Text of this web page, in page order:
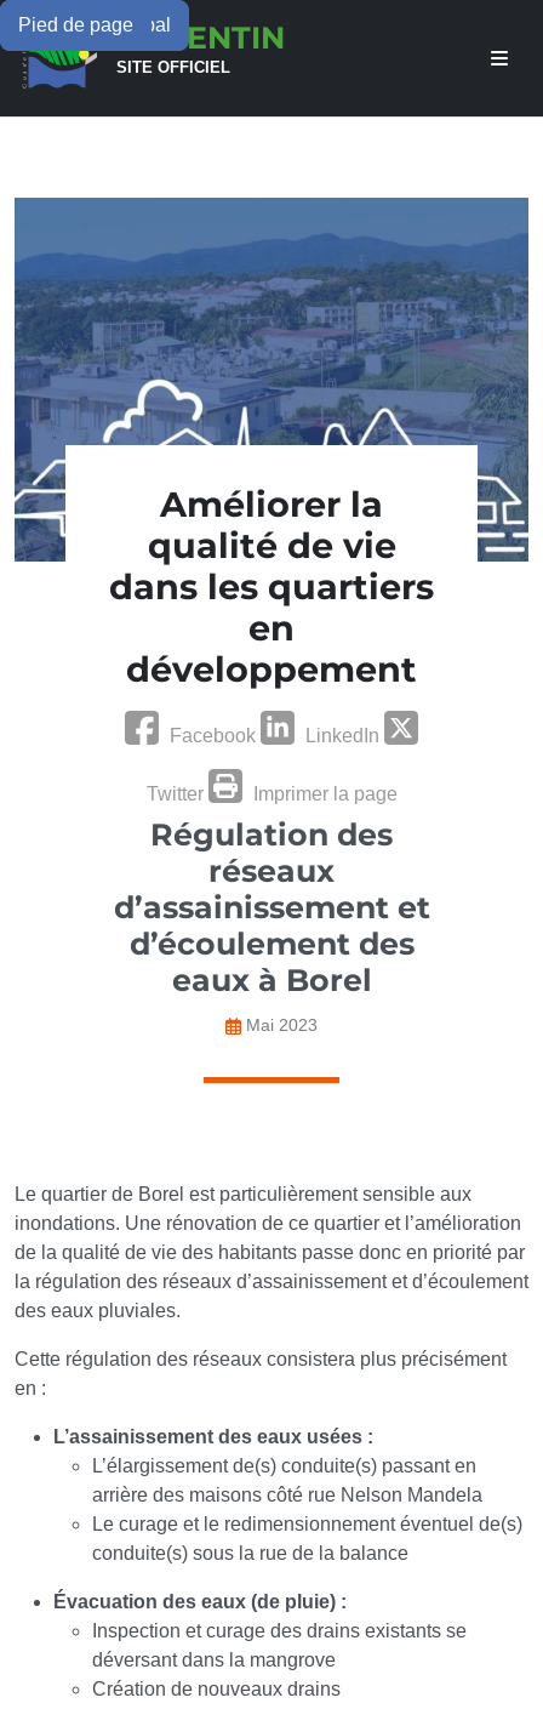
Menu principal
Contenu principal
Pied de pageLAMENTIN
SITE OFFICIEL
Améliorer la
qualité de vie
dans les quartiers
en
développement
Facebook LinkedIn
Twitter Imprimer la page
Régulation des
réseaux
d’assainissement et
d’écoulement des
eaux à Borel
Mai 2023
Le quartier de Borel est particulièrement sensible aux
inondations. Une rénovation de ce quartier et l’amélioration
de la qualité de vie des habitants passe donc en priorité par
la régulation des réseaux d’assainissement et d’écoulement
des eaux pluviales.
Cette régulation des réseaux consistera plus précisément
en :
L’assainissement des eaux usées :
L’élargissement de(s) conduite(s) passant en
arrière des maisons côté rue Nelson Mandela
Le curage et le redimensionnement éventuel de(s)
conduite(s) sous la rue de la balance
Évacuation des eaux (de pluie) :
Inspection et curage des drains existants se
déversant dans la mangrove
Création de nouveaux drains